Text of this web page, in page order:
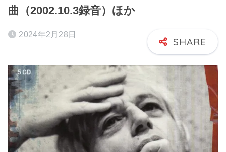
曲（2002.10.3録音）ほか
2024年2月28日